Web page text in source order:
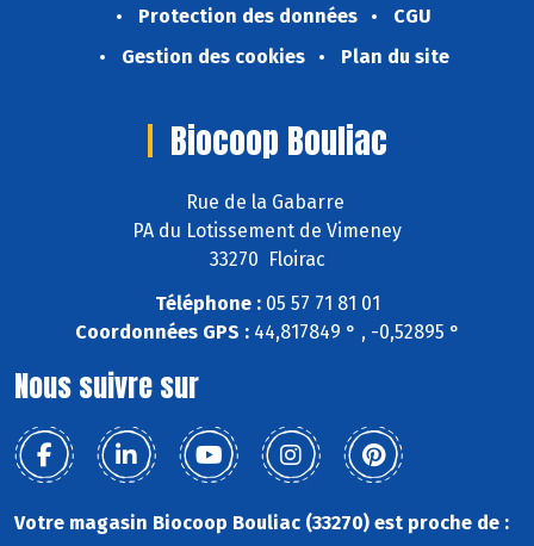
Protection des données
CGU
Gestion des cookies
Plan du site
Biocoop Bouliac
Rue de la Gabarre
PA du Lotissement de Vimeney
33270 Floirac
Téléphone :05 57 71 81 01
Coordonnées GPS :44,817849 ° , -0,52895 °
Nous suivre sur
Votre magasin Biocoop Bouliac (33270) est proche de :